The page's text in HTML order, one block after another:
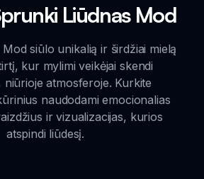
Liūdnas Mod
siūlo unikalią ir širdžiai mielą
kur mylimi veikėjai skendi
niūrioje atmosferoje. Kurkite
naudodami emocionalias
ir vizualizacijas, kurios
atspindi liūdesį.